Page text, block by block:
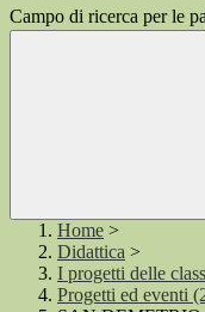
Campo di ricerca per le
Home >
Didattica >
I progetti delle
Progetti ed eventi